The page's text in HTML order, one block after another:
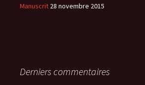
Manuscrit 28 novembre 2015
Derniers commentaires